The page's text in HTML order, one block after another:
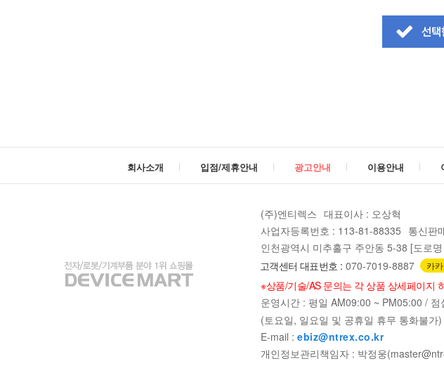
회사소개 입점/제휴안내 광고안내 이용안내
(주)엔티렉스 대표이사 : 오상혁
사업자등록번호 : 113-81-88335 통신판
인천광역시 미추홀구 주안동 5-38 [도로
고객센터 대표번호 : 070-7019-8887 카
※상품/기술/AS 문의는 각 상품 상세페이지
운영시간 : 평일 AM09:00 ~ PM05:00 /
(토요일, 일요일 및 공휴일 휴무 통화불가)
E-mail : ebiz@ntrex.co.kr
개인정보관리책임자 : 박정웅